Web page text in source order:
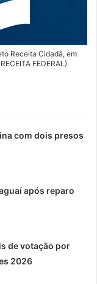
Receita Cidadã, em
FEDERAL)
com dois presos
após reparo
de votação por
2026